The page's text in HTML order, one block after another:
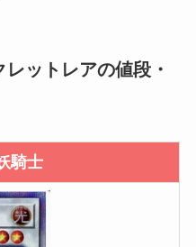
ットレアの値段・
騎士